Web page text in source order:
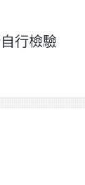
行檢驗